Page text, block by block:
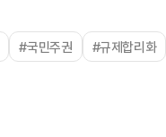
#국민주권 #규제합리화